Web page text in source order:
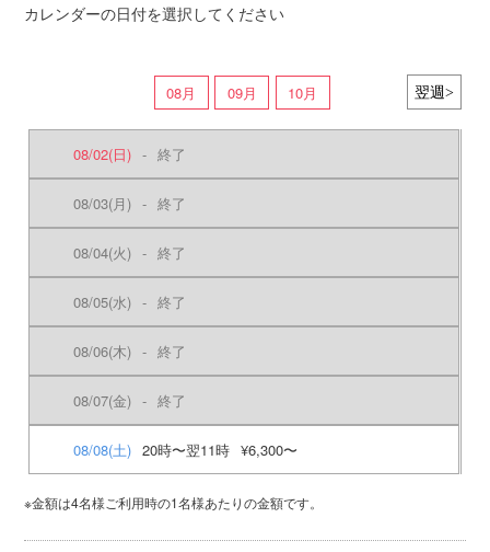
カレンダーの日付を選択してください
08月 09月 10月
08/02(日) - 終了
08/03(月) - 終了
08/04(火) - 終了
08/05(水) - 終了
08/06(木) - 終了
08/07(金) - 終了
08/08(土) 20時〜翌11時 ¥6,300〜
※金額は4名様ご利用時の1名様あたりの金額です。